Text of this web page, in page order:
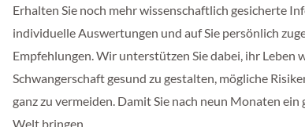
Erhalten Sie noch mehr wissenschaftlich gesicherte
individuelle Auswertungen und auf Sie persönlich
Empfehlungen. Wir unterstützen Sie dabei, ihr Leben
Schwangerschaft gesund zu gestalten, mögliche
ganz zu vermeiden. Damit Sie nach neun Monaten ein
Welt bringen.